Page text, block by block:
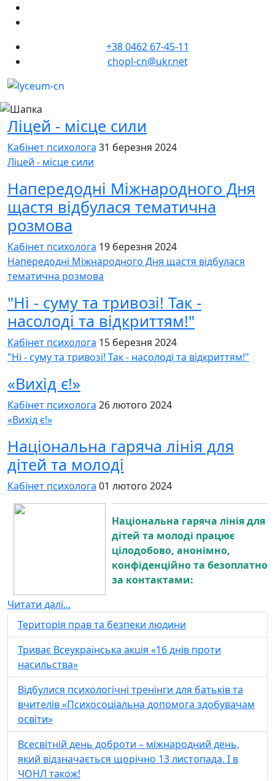
+38 0462 67-45-11
chopl-cn@ukr.net
Ліцей - місце сили
Кабінет психолога 31 березня 2024
Ліцей - місце сили
Напередодні Міжнародного Дня
щастя відбулася тематична
розмова
Кабінет психолога 19 березня 2024
Напередодні Міжнародного Дня щастя відбулася
тематична розмова
"Ні - суму та тривозі! Так -
насолоді та відкриттям!"
Кабінет психолога 15 березня 2024
"Ні - суму та тривозі! Так - насолоді та відкриттям!"
«Вихід є!»
Кабінет психолога 26 лютого 2024
«Вихід є!»
Національна гаряча лінія для
дітей та молоді
Кабінет психолога 01 лютого 2024
Національна гаряча лінія для
дітей та молоді працює
цілодобово, анонімно,
конфіденційно та безоплатно
за контактами:
Читати далі...
Територія прав та безпеки людини
Триває Всеукраїнська акція «16 днів проти
насильства»
Відбулися психологічні тренінги для батьків та
вчителів «Психосоціальна допомога здобувачам
освіти»
Всесвітній день доброти – міжнародний день,
який відзначається щорічно 13 листопада. І в
ЧОНЛ також!